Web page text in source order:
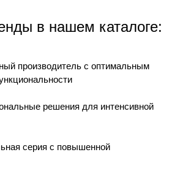
в нашем каталоге:
производитель с оптимальным
решения для интенсивной
серия с повышенной